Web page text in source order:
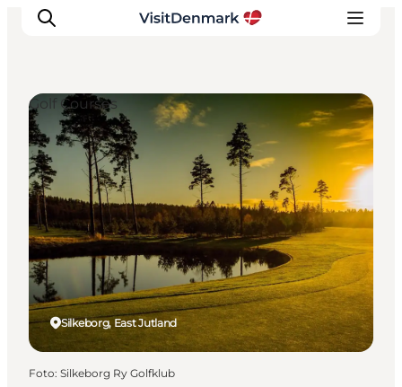
Ispirazioni
Dove andare
Cosa fare
Dove dormire
Pianifica il viaggio
Silkeborg, East Jutland
Golf Courses
Foto: Silkeborg Ry Golfklub